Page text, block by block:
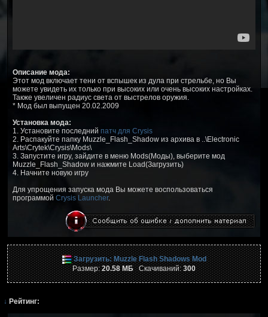
Описание мода:
Этот мод включает тени от вспышек из дула при стрельбе, но Вы
можете увидеть их только при высоких или очень высоких настройках.
Также увеличен радиус света от выстрелов оружия.
* Мод был выпущен 20.02.2009
Установка мода:
1. Установите последний патч для Crysis
2. Распакуйте папку Muzzle_Flash_Shadow из архива в ..\Electronic
Arts\Crytek\Crysis\Mods\
3. Запустите игру, зайдите в меню Mods(Моды), выберите мод
Muzzle_Flash_Shadow и нажмите Load(Загрузить)
4. Начните новую игру
Для упрощения запуска мода Вы можете воспользоваться
программой Crysis Launcher.
Загрузить: Muzzle Flash Shadows Mod
Размер:20.58 МБСкачиваний:300
↓ Рейтинг: